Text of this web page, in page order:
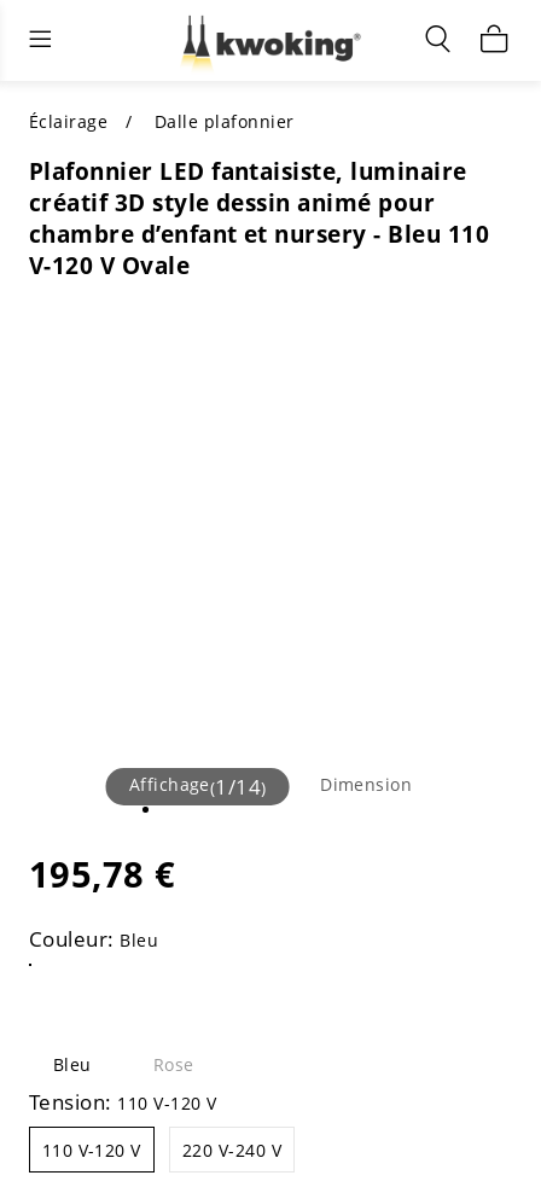
Meubles de salon
TOUS LES MEUBLES DE SALON
MEILLEURS CHOIX
ACHETEZ PAR STYLE
Éclairage intérieur
Acheter par catégorie
ACHETEZ PAR STYLE
Shop by Colors
Éclairage extérieur
TOUT L'ÉCLAIRAGE POUR
ACHETEZ PAR CATÉGORIE
ACHETEZ PAR STYLE
Éclairage Dalle plafonnier
Plafonnier LED fantaisiste, luminaire
créatif 3D style dessin animé pour
chambre d’enfant et nursery - Bleu 110
V-120 V Ovale
Affichage(1 /14) Dimension
195,78 €
Couleur: Bleu
Bleu Rose
Tension: 110 V-120 V
110 V-120 V 220 V-240 V